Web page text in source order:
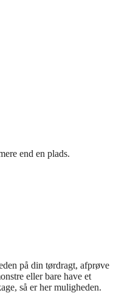
end en plads.
på din tørdragt, afprøve
eller bare have et
så er her muligheden.